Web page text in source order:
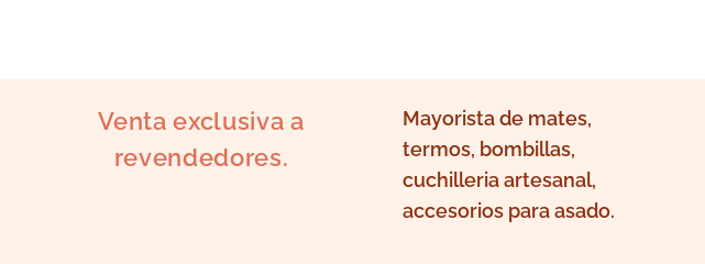
Venta exclusiva a
revendedores.
Mayorista de mates,
termos, bombillas,
cuchilleria artesanal,
accesorios para asado.